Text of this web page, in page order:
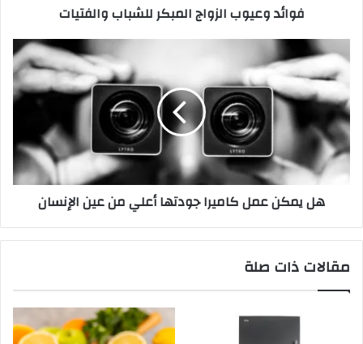
فوائد وعيوب الزواج المبكر للشباب والفتيات
هل يمكن عمل كاميرا جودتها أعلي من عين الإنسان
مقالات ذات صلة